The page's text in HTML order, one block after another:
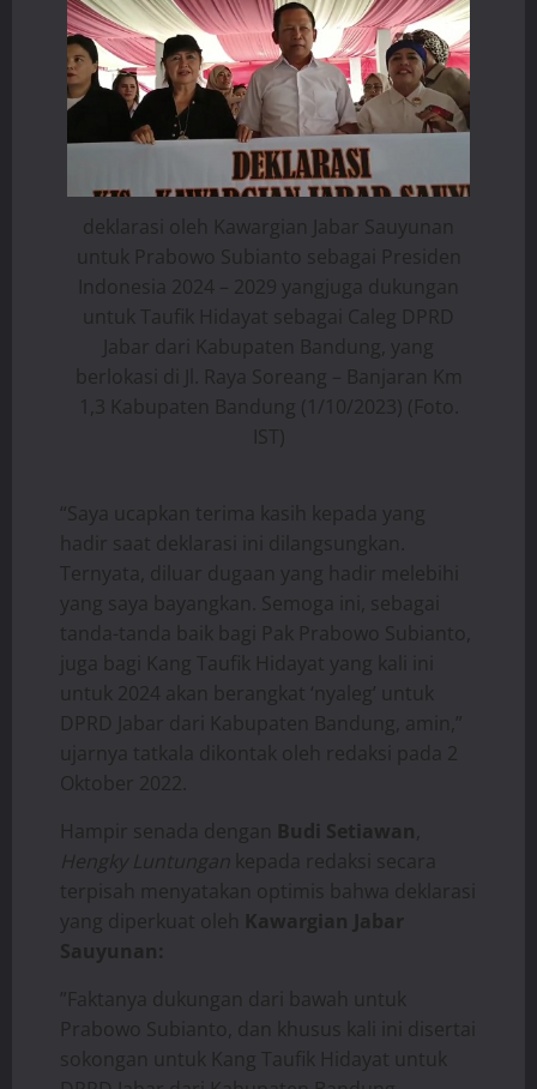
deklarasi oleh Kawargian Jabar Sauyunan
untuk Prabowo Subianto sebagai Presiden
Indonesia 2024 – 2029 yangjuga dukungan
untuk Taufik Hidayat sebagai Caleg DPRD
Jabar dari Kabupaten Bandung, yang
berlokasi di Jl. Raya Soreang – Banjaran Km
1,3 Kabupaten Bandung (1/10/2023) (Foto.
IST)
“Saya ucapkan terima kasih kepada yang
hadir saat deklarasi ini dilangsungkan.
Ternyata, diluar dugaan yang hadir melebihi
yang saya bayangkan. Semoga ini, sebagai
tanda-tanda baik bagi Pak Prabowo Subianto,
juga bagi Kang Taufik Hidayat yang kali ini
untuk 2024 akan berangkat ‘nyaleg’ untuk
DPRD Jabar dari Kabupaten Bandung, amin,”
ujarnya tatkala dikontak oleh redaksi pada 2
Oktober 2022.
Hampir senada dengan Budi Setiawan
Hengky Luntungan kepada redaksi secara
terpisah menyatakan optimis bahwa deklarasi
yang diperkuat oleh Kawargian Jabar
Sauyunan:
”Faktanya dukungan dari bawah untuk
Prabowo Subianto, dan khusus kali ini disertai
sokongan untuk Kang Taufik Hidayat untuk